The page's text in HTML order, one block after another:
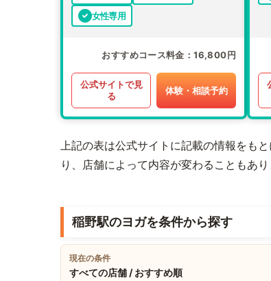
女性専用
おすすめコース料金 16,800円
公式サイトで見
る
体験・相談予約
上記の表は公式サイトに記載の情報をも
り、店舗によって内容が変わることもあ
稲野駅のヨガを条件から探す
現在の条件
すべての店舗 / おすすめ順